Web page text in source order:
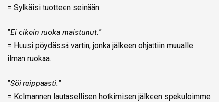
= Sylkäisi tuotteen seinään.
”Ei oikein ruoka maistunut.”
= Huusi pöydässä vartin, jonka jälkeen ohjattiin muualle
ilman ruokaa.
”Söi reippaasti.”
= Kolmannen lautasellisen hotkimisen jälkeen spekuloimme